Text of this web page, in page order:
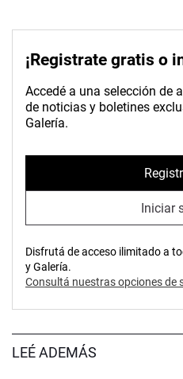
¡Registrate gratis o
Accedé a una selección de
de noticias y boletines
Galería.
Iniciar
Disfrutá de acceso ilimitado a
y Galería.
Consultá nuestras opciones de
LEÉ ADEMÁS